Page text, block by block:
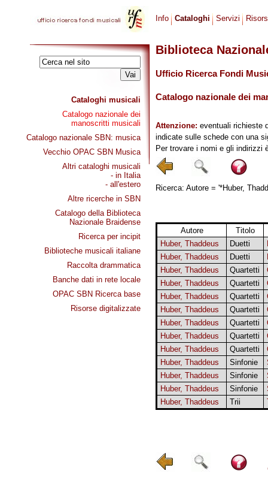
Cataloghi musicali
Catalogo nazionale dei
manoscritti musicali
Catalogo nazionale SBN: musica
Vecchio OPAC SBN Musica
Altri cataloghi musicali
- in Italia
- all'estero
Altre ricerche in SBN
Catalogo della Biblioteca
Nazionale Braidense
Ricerca per incipit
Biblioteche musicali italiane
Raccolta drammatica
Banche dati in rete locale
OPAC SBN Ricerca base
Risorse digitalizzate
Info Cataloghi Servizi
Biblioteca
Ufficio Ricerca Fondi
Catalogo nazionale dei
Attenzione: eventuali richieste
indicate sulle schede con una
Per trovare i nomi e gli indirizzi
Ricerca: Autore = '*Huber,
Autore
Titolo
Huber, Thaddeus
Duetti
Huber, Thaddeus
Duetti
Huber, Thaddeus
Quartetti
Huber, Thaddeus
Quartetti
Huber, Thaddeus
Quartetti
Huber, Thaddeus
Quartetti
Huber, Thaddeus
Quartetti
Huber, Thaddeus
Quartetti
Huber, Thaddeus
Quartetti
Huber, Thaddeus
Sinfonie
Huber, Thaddeus
Sinfonie
Huber, Thaddeus
Sinfonie
Huber, Thaddeus
Trii